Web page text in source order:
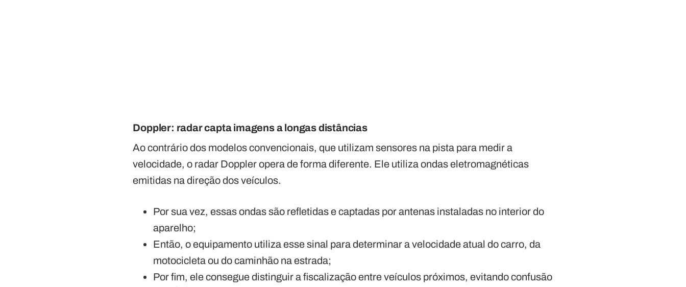
Doppler: radar capta imagens a longas distâncias
Ao contrário dos modelos convencionais, que utilizam sensores na pista para medir a
velocidade, o radar Doppler opera de forma diferente. Ele utiliza ondas eletromagnéticas
emitidas na direção dos veículos.
Por sua vez, essas ondas são refletidas e captadas por antenas instaladas no interior do
aparelho;
Então, o equipamento utiliza esse sinal para determinar a velocidade atual do carro, da
motocicleta ou do caminhão na estrada;
Por fim, ele consegue distinguir a fiscalização entre veículos próximos, evitando confusão